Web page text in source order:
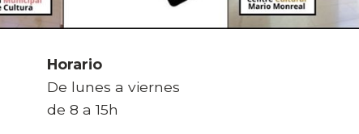
Horario
De lunes a viernes
de 8 a 15h